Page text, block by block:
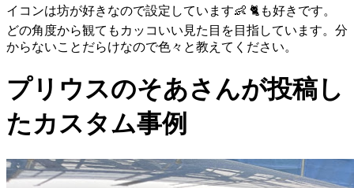
イコンは坊が好きなので設定しています👶 🐈も好きです。
どの角度から観てもカッコいい見た目を目指しています。分
からないことだらけなので色々と教えてください。
プリウスのそあさんが投稿し
たカスタム事例